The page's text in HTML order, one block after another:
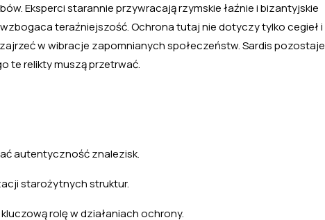
Eksperci starannie przywracają rzymskie łaźnie i bizantyjskie
teraźniejszość. Ochrona tutaj nie dotyczy tylko cegieł i
w wibracje zapomnianych społeczeństw. Sardis pozostaje
te relikty muszą przetrwać.
autentyczność znalezisk.
starożytnych struktur.
rolę w działaniach ochrony.